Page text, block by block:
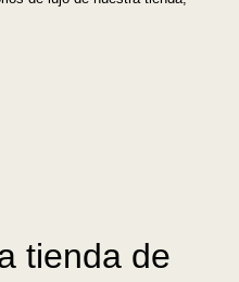
tienda de